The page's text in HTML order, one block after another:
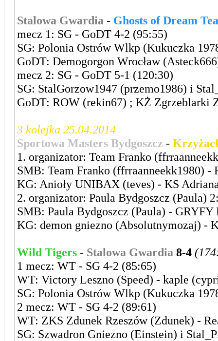
Stalowa Gwardia - Ghosts of Dream
mecz 1: SG - GoDT 4-2 (95:55)
SG: Polonia Ostrów Wlkp (Kukuczka
GoDT: Demogorgon Wrocław
mecz 2: SG - GoDT 5-1 (120:30)
SG: StalGorzow1947 (przemo1986) i
GoDT: ROW (rekin67) ; KŻ Zgrzeblarki
3 kolejka 25.04.2014
Sportowa Masters Bydgoszcz -
1. organizator: Team Franko
SMB: Team Franko (ffrraanneekk1980)
KG: Anioły UNIBAX (teves) - KS
2. organizator: Paula Bydgoszcz (Paula)
SMB: Paula Bydgoszcz (Paula) -
KG: demon gniezno (Absolutnymozaj) -
Wild Tigers - Stalowa Gwardia 8-4
1 mecz: WT - SG 4-2 (85:65)
WT: Victory Leszno (Speed) - kaple
SG: Polonia Ostrów Wlkp (Kukuczka
2 mecz: WT - SG 4-2 (89:61)
WT: ZKS Zdunek Rzeszów (Zdunek) -
SG: Szwadron Gniezno (Einstein) i